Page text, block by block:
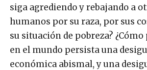
siga agrediendo y rebajando a
humanos por su raza, por sus
su situación de pobreza? ¿Cómo
en el mundo persista una
económica abismal, y una